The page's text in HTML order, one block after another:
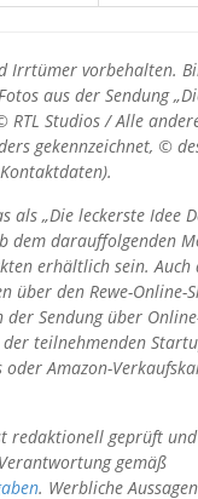
Irrtümer vorbehalten.
aus der Sendung
RTL Studios / Alle
gekennzeichnet, ©
als „Die leckerste Idee
dem darauffolgenden
erhältlich sein.
über den Rewe-Online-
der Sendung über
teilnehmenden
oder Amazon-
redaktionell geprüft
gemäß
. Werbliche